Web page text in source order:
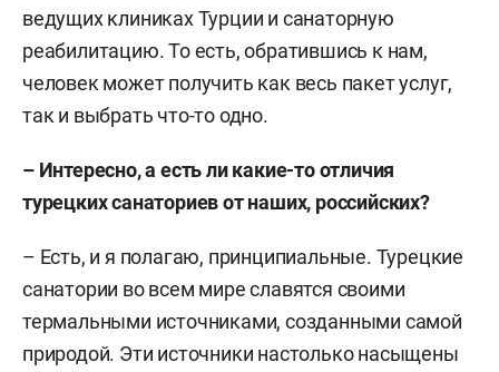
ведущих клиниках Турции и санаторную
реабилитацию. То есть, обратившись к нам,
человек может получить как весь пакет услуг,
так и выбрать что-то одно.
– Интересно, а есть ли какие-то отличия
турецких санаториев от наших, российских?
– Есть, и я полагаю, принципиальные. Турецкие
санатории во всем мире славятся своими
термальными источниками, созданными самой
природой. Эти источники настолько насыщены